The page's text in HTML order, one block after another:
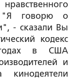
"Я говорю о
- сказали Вы
кодекс
в США
и
кинодеятели